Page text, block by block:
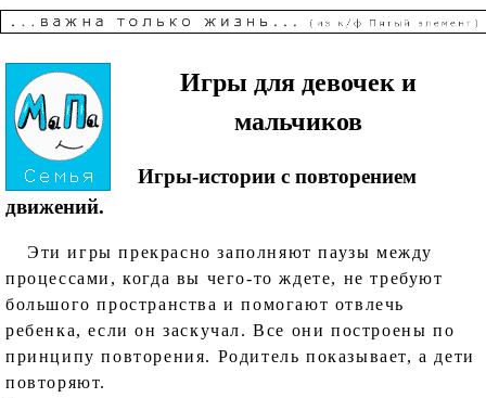
Игры для девочек и
мальчиков
Игры-истории с повторением
движений.
Эти игры прекрасно заполняют паузы между
процессами, когда вы чего-то ждете, не требуют
большого пространства и помогают отвлечь
ребенка, если он заскучал. Все они построены по
принципу повторения. Родитель показывает, а дети
повторяют.